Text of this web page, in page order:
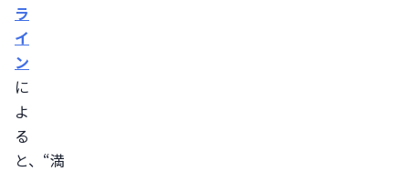
ラ
イ
ン
に
よ
る
と、“満